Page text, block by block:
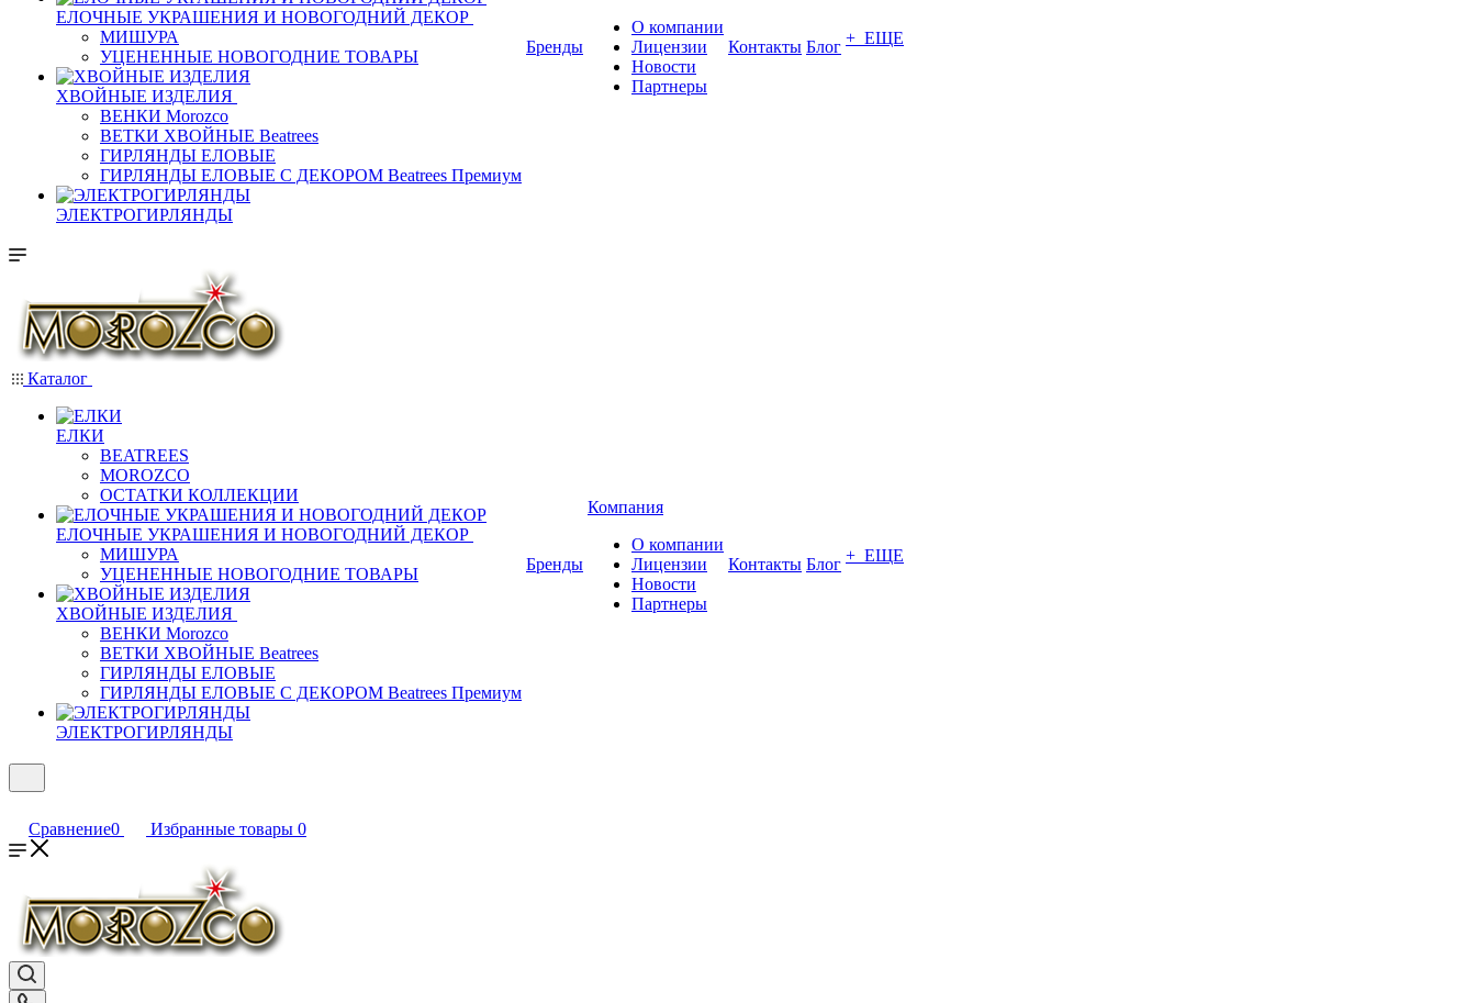
ЕЛОЧНЫЕ УКРАШЕНИЯ И НОВОГОДНИЙ ДЕКОР
МИШУРА
УЦЕНЕННЫЕ НОВОГОДНИЕ ТОВАРЫ
ХВОЙНЫЕ ИЗДЕЛИЯ
ВЕНКИ Morozco
ВЕТКИ ХВОЙНЫЕ Beatrees
ГИРЛЯНДЫ ЕЛОВЫЕ
ГИРЛЯНДЫ ЕЛОВЫЕ С ДЕКОРОМ Beatrees Премиум
ЭЛЕКТРОГИРЛЯНДЫ
Бренды
О компании
Лицензии
Новости
Партнеры
Контакты Блог + ЕЩЕ
Каталог
ЕЛКИ
BEATREES
MOROZCO
ОСТАТКИ КОЛЛЕКЦИИ
ЕЛОЧНЫЕ УКРАШЕНИЯ И НОВОГОДНИЙ ДЕКОР
МИШУРА
УЦЕНЕННЫЕ НОВОГОДНИЕ ТОВАРЫ
ХВОЙНЫЕ ИЗДЕЛИЯ
ВЕНКИ Morozco
ВЕТКИ ХВОЙНЫЕ Beatrees
ГИРЛЯНДЫ ЕЛОВЫЕ
ГИРЛЯНДЫ ЕЛОВЫЕ С ДЕКОРОМ Beatrees Премиум
ЭЛЕКТРОГИРЛЯНДЫ
Бренды
Компания
О компании
Лицензии
Новости
Партнеры
Контакты Блог + ЕЩЕ
Сравнение0 Избранные товары 0